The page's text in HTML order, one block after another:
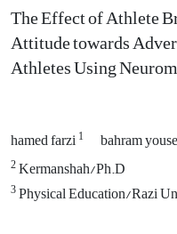
The Effect of Athlete
Attitude towards
Athletes Using
hamed farzi1 bahram
2Kermanshah/Ph.D
3Physical Education/Razi